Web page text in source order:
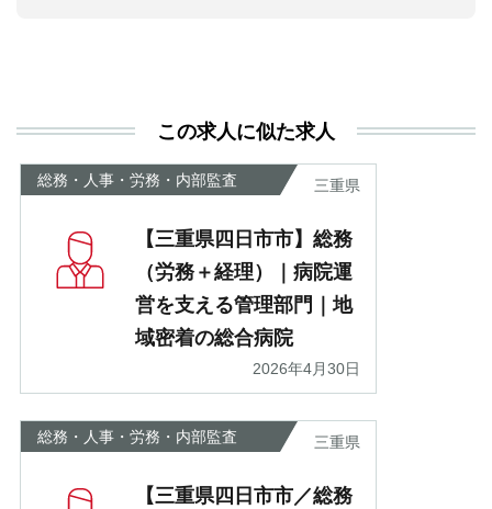
が
この求人に似た求人
総務・人事・労務・内部監査 三重県
【三重県四日市市】総務
（労務＋経理）｜病院運
営を支える管理部門｜地
域密着の総合病院
2026年4月30日
総務・人事・労務・内部監査 三重県
【三重県四日市市／総務